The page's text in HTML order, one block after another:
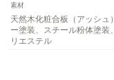
素材
天然木化粧合板（アッシュ
ー塗装、スチール粉体塗装
リエステル